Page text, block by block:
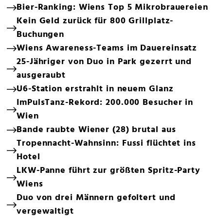
Bier-Ranking: Wiens Top 5 Mikrobrauereien
Kein Geld zurück für 800 Grillplatz-
Buchungen
Wiens Awareness-Teams im Dauereinsatz
25-Jähriger von Duo in Park gezerrt und
ausgeraubt
U6-Station erstrahlt in neuem Glanz
ImPulsTanz-Rekord: 200.000 Besucher in
Wien
Bande raubte Wiener (28) brutal aus
Tropennacht-Wahnsinn: Fussi flüchtet ins
Hotel
LKW-Panne führt zur größten Spritz-Party
Wiens
Duo von drei Männern gefoltert und
vergewaltigt